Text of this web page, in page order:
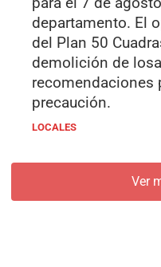
departamento. El
del Plan 50
demolición de
recomendaciones
precaución.
LOCALES
Ver